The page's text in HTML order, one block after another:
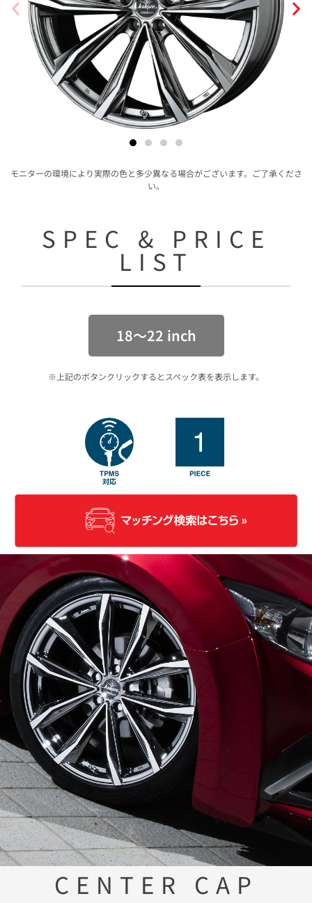
モニターの環境により実際の色と多少異なる場合がございます。ご了承くださ
い。
SPEC & PRICE
LIST
18〜22 inch
※上記のボタンクリックするとスペック表を表示します。
CENTER CAP